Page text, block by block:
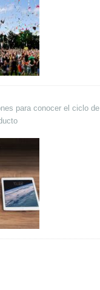
para conocer el ciclo de